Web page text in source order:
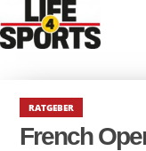
RATGEBER
French